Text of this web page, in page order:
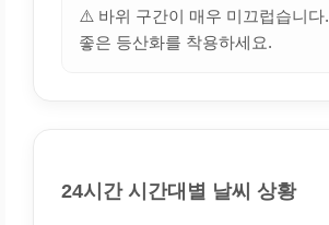
⚠️ 바위 구간이 매우 미끄럽습니다
좋은 등산화를 착용하세요.
24시간 시간대별 날씨 상황